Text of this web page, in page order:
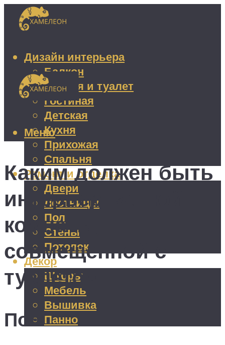
Дизайн интерьера
Балкон
Ванная и туалет
Гостиная
Детская
Кухня
Прихожая
Спальня
Ремонт и отделка
Двери
Лестницы
Пол
Стены
Потолок
Декор
Шторы
Мебель
Вышивка
Панно
Меню
Каким должен быть
интерьер ванной
комнаты,
совмещенной с
туалетом
Пол